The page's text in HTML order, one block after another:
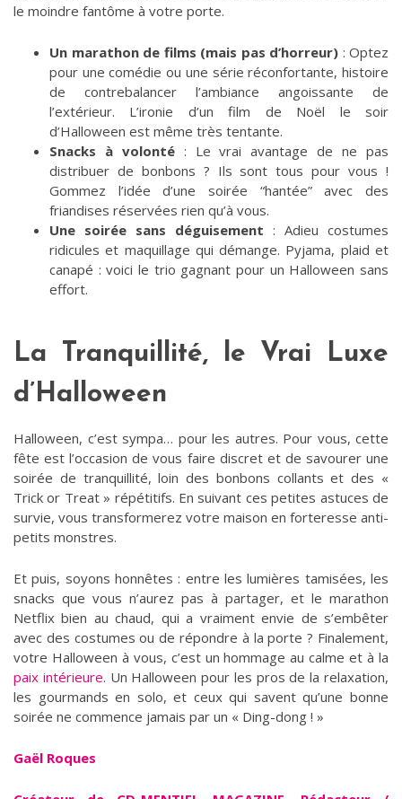
le moindre fantôme à votre porte.
Un marathon de films (mais pas d’horreur) : Optez
pour une comédie ou une série réconfortante, histoire
de contrebalancer l’ambiance angoissante de
l’extérieur. L’ironie d’un film de Noël le soir
d’Halloween est même très tentante.
Snacks à volonté: Le vrai avantage de ne pas
distribuer de bonbons ? Ils sont tous pour vous !
Gommez l’idée d’une soirée “hantée” avec des
friandises réservées rien qu’à vous.
Une soirée sans déguisement : Adieu costumes
ridicules et maquillage qui démange. Pyjama, plaid et
canapé : voici le trio gagnant pour un Halloween sans
effort.
La Tranquillité, le Vrai Luxe
d’Halloween
Halloween, c’est sympa… pour les autres. Pour vous, cette
fête est l’occasion de vous faire discret et de savourer une
soirée de tranquillité, loin des bonbons collants et des «
Trick or Treat » répétitifs. En suivant ces petites astuces de
survie, vous transformerez votre maison en forteresse anti-
petits monstres.
Et puis, soyons honnêtes : entre les lumières tamisées, les
snacks que vous n’aurez pas à partager, et le marathon
Netflix bien au chaud, qui a vraiment envie de s’embêter
avec des costumes ou de répondre à la porte ? Finalement,
votre Halloween à vous, c’est un hommage au calme et à la
paix intérieure. Un Halloween pour les pros de la relaxation,
les gourmands en solo, et ceux qui savent qu’une bonne
soirée ne commence jamais par un « Ding-dong ! »
Gaël Roques